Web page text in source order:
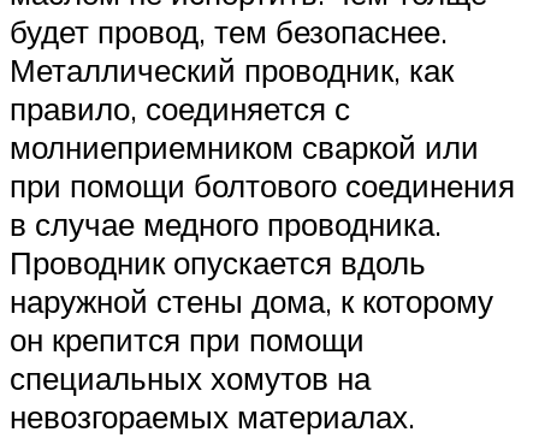
будет провод, тем безопаснее.
Металлический проводник, как
правило, соединяется с
молниеприемником сваркой или
при помощи болтового соединения
в случае медного проводника.
Проводник опускается вдоль
наружной стены дома, к которому
он крепится при помощи
специальных хомутов на
невозгораемых материалах.